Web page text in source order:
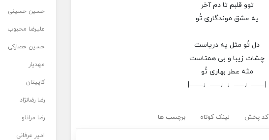
توو قلبم تا دم آخر
یه عشق موندگاری تُو
دل تُو مثل یه دریاست
چشات زیبا و بی همتاست
مثه عطر بهاری تُو
|——♩—–♩♩—–♩——|
کد پخش لینک کوتاه برچسب ها
حسین حسینی
علیرضا محبوب
حسین حصارکی
مهدیار
کاپیتان
رضا رضانژاد
رضا مرانلو
امیر عرفانی